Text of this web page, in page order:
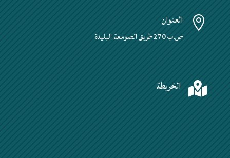
 العنوان
ص.ب 270 طريق الصومعة البليدة
 الخريطة